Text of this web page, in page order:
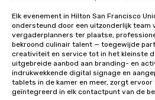
Elk evenement in Hilton San Francisco
ondersteund door een uitzonderlijk team
vergaderplanners ter plaatse,
bekroond culinair talent — toegewijde
creativiteit en service tot in het kleinste
uitgebreide aanbod aan branding- en
indrukwekkende digital signage en
tablets in de kamer en meer, zorgt
geïntegreerd in elk contactpunt van de